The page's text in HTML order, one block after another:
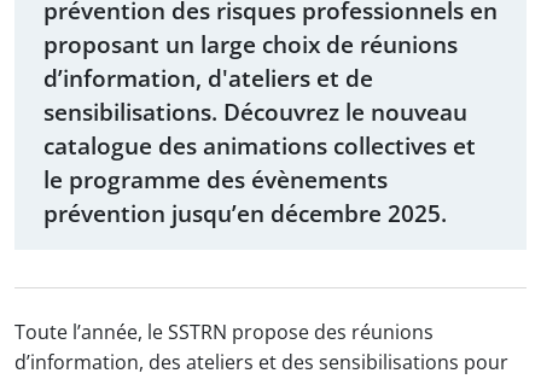
prévention des risques professionnels en
proposant un large choix de réunions
d’information, d'ateliers et de
sensibilisations. Découvrez le nouveau
catalogue des animations collectives et
le programme des évènements
prévention jusqu’en décembre 2025.
Toute l’année, le SSTRN propose des réunions
d’information, des ateliers et des sensibilisations pour